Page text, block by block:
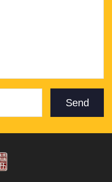
Send